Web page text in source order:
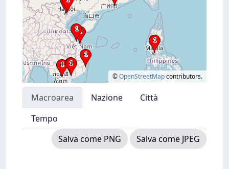
©OpenStreetMapcontributors.
Macroarea Nazione
Città
Tempo
Salva come PNG
Salva come JPEG